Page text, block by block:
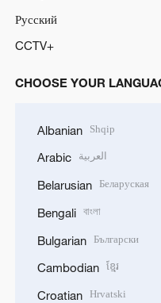
Русский
CCTV+
CHOOSE YOUR
Albanian Shqip
Arabic العربية
Belarusian Беларуская
Bengali বাংলা
Bulgarian Български
Cambodian ខ្មែរ
Croatian Hrvatski